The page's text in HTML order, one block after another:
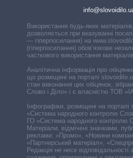
Використання будь-яких
дозволяється при вказуванні
— гіперпосилання) на
(гіперпосилання) обов’язкове
часткового використання
Аналітична інформація про обіцянки
що розміщені на порталі
стан виконання цих обіцянок,
Слово і Діло» і є власністю ТОВ
Інфографіки, розміщені на порталі
«Система народного контролю
ГО «Система народного контролю
Матеріали, відмічені значками,
реклами: «Промо», «Новини
«Партнерський матеріал»,
Редакція не несе відповідальності